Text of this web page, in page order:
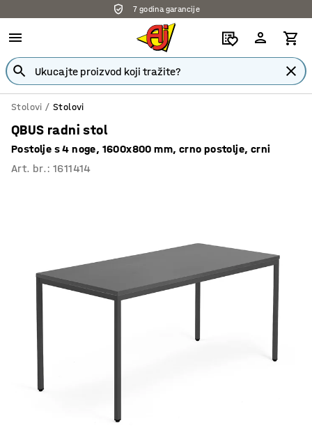
Isporuka po dogovoru
7 godina garancije
Stolovi Stolovi
QBUS radni stol
Postolje s 4 noge, 1600x800 mm, crno postolje, crni
Art. br.:1611414